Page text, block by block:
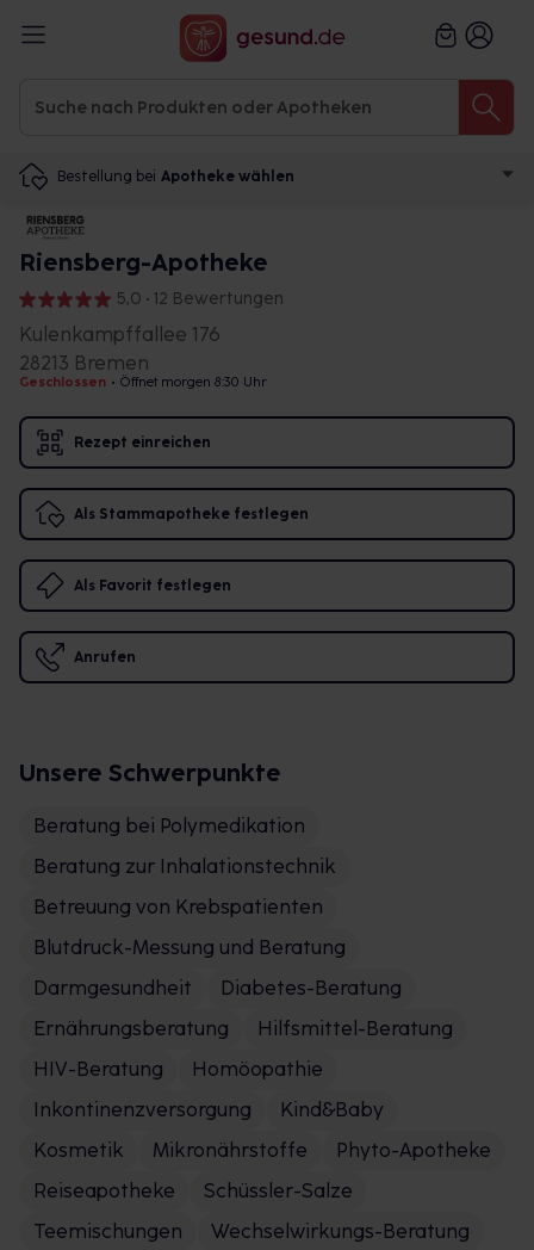
Bestellung bei Apotheke wählen
Riensberg-Apotheke
5,0 • 12 Bewertungen
Kulenkampffallee 176
28213 Bremen
Geschlossen • Öffnet morgen 8:30 Uhr
Rezept einreichen
Als Stammapotheke festlegen
Als Favorit festlegen
Anrufen
Unsere Schwerpunkte
Beratung bei Polymedikation
Beratung zur Inhalationstechnik
Betreuung von Krebspatienten
Blutdruck-Messung und Beratung
Darmgesundheit
Diabetes-Beratung
Ernährungsberatung
Hilfsmittel-Beratung
HIV-Beratung
Homöopathie
Inkontinenzversorgung
Kind&Baby
Kosmetik
Mikronährstoffe
Phyto-Apotheke
Reiseapotheke
Schüssler-Salze
Teemischungen
Wechselwirkungs-Beratung